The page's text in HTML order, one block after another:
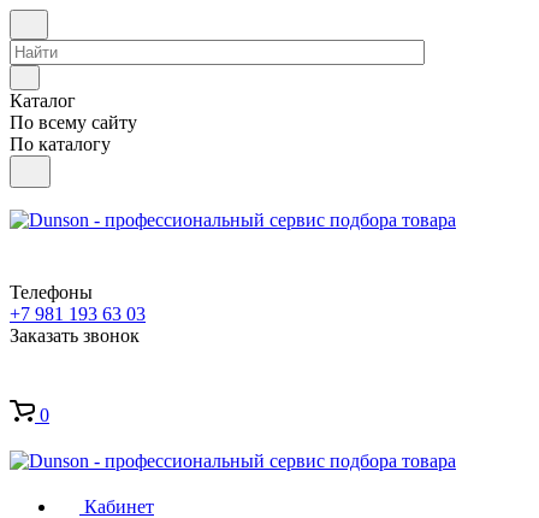
Каталог
По всему сайту
По каталогу
Телефоны
+7 981 193 63 03
Заказать звонок
0
Кабинет